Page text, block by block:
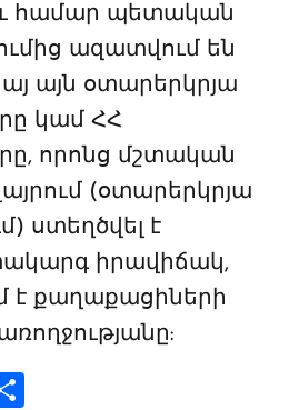
համար պետական
ազատվում են
այն օտարերկրյա
կամ ՀՀ
որոնց մշտական
(օտարերկրյա
ստեղծվել է
իրավիճակ,
է քաղաքացիների